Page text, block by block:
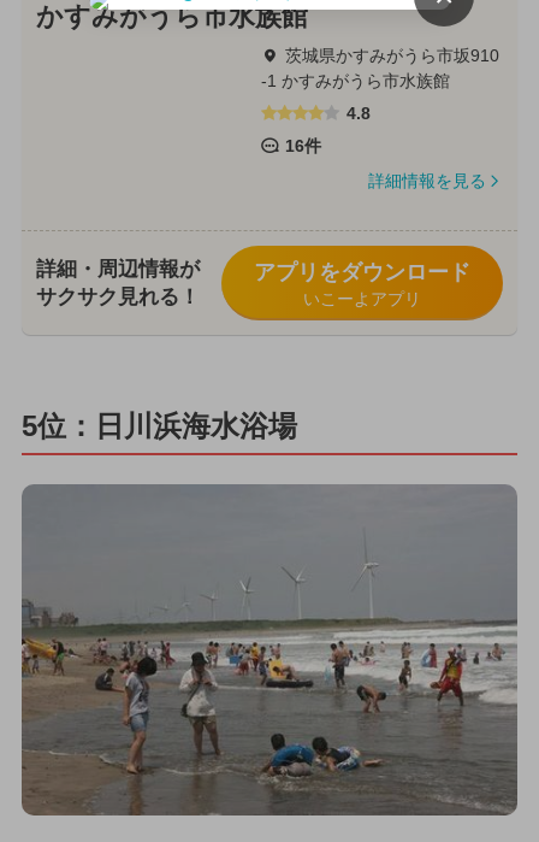
かすみがうら市水族館
茨城県かすみがうら市坂910
-1 かすみがうら市水族館
4.8
16件
詳細情報を見る
詳細・周辺情報が
サクサク見れる！
アプリをダウンロード
いこーよアプリ
5位：日川浜海水浴場